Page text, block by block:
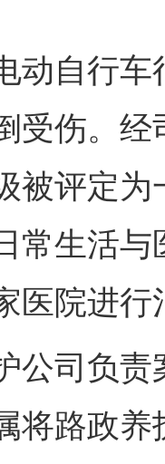
自行车
受伤。
被评定
常生活
医院进
司负责
将路政